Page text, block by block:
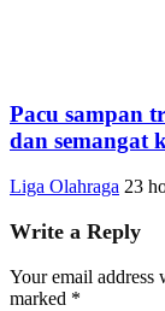
Pacu sampan
dan semangat
Liga Olahraga 23
Write a Reply
Your email address
marked *